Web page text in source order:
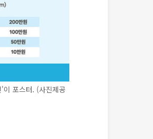
포스터. (사진제공